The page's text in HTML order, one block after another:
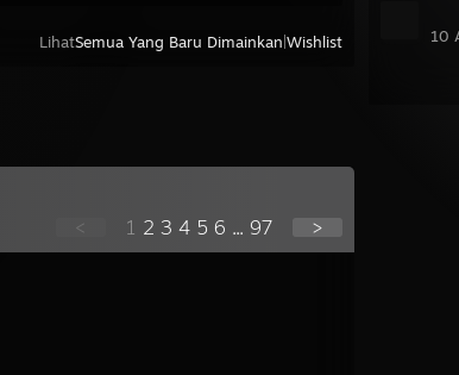
10
LihatSemua Yang Baru Dimainkan Wishlist
< 1 2 3 4 5 6 ... 97 >